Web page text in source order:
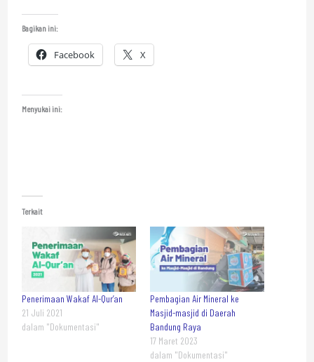
Bagikan ini:
Facebook X
Menyukai ini:
Terkait
Penerimaan Wakaf Al-Qur’an
21 Juli 2021
dalam "Dokumentasi"
Pembagian Air Mineral ke
Masjid-masjid di Daerah
Bandung Raya
17 Maret 2023
dalam "Dokumentasi"